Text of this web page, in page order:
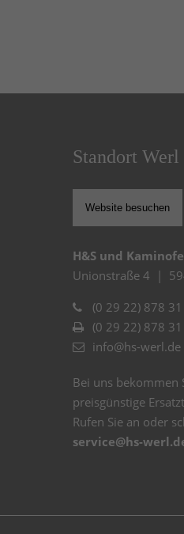
Standort Werl
Website besuchen
H&S und
Unionstraße 4 |
(0 29 22) 878
(0 29 22) 878
info@hs-werl.de
Bei uns bekommen
preisgünstige
Rufen Sie an oder
service@hs-